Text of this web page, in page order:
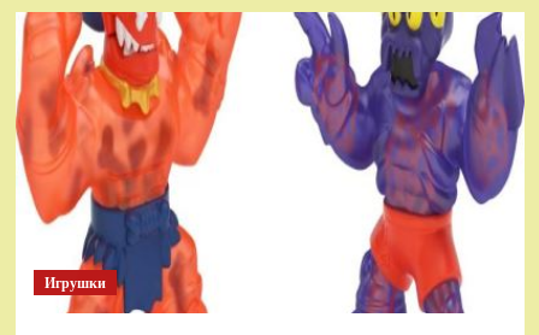
Набор
тянущихся
фигурок
Гуджитсу
Тайгор
и
Вайпер
Игрушки